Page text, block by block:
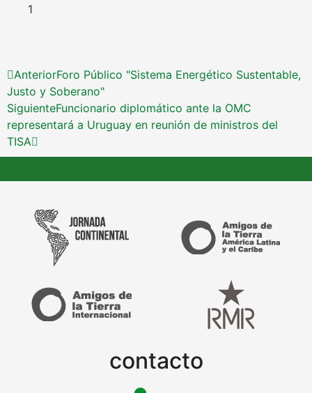
AnteriorForo Público "Sistema Energético Sustentable,
Justo y Soberano"
SiguienteFuncionario diplomático ante la OMC
representará a Uruguay en reunión de ministros del
TISA
contacto